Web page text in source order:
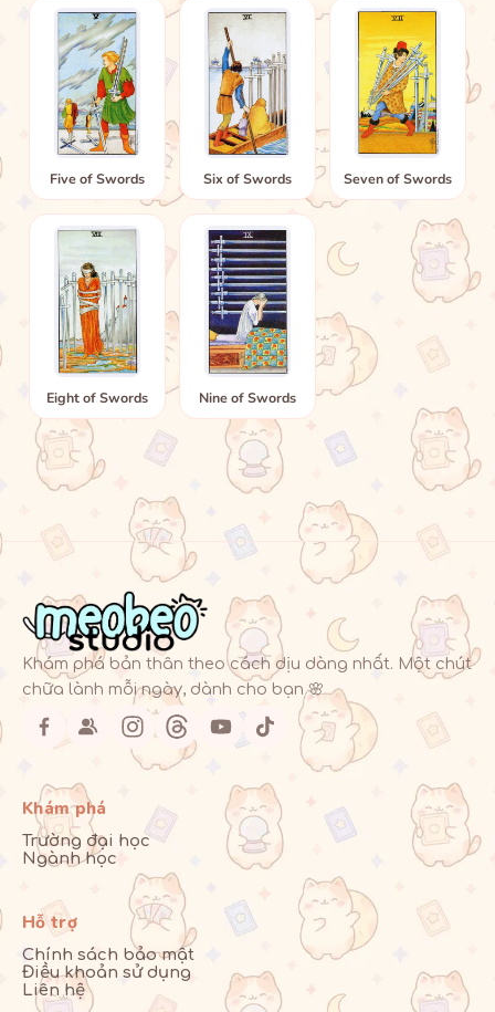
Five of Swords Six of Swords Seven of Swords
Eight of Swords Nine of Swords
Khám phá bản thân theo cách dịu dàng nhất. Một chút
chữa lành mỗi ngày, dành cho bạn 🌸
Khám phá
Trường đại học
Ngành học
Hỗ trợ
Chính sách bảo mật
Điều khoản sử dụng
Liên hệ